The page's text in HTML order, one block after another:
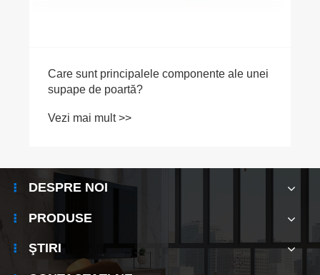
Care sunt principalele componente ale unei
supape de poartă?
Vezi mai mult >>
DESPRE NOI
PRODUSE
ŞTIRI